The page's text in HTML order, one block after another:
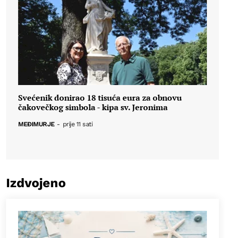
Svećenik donirao 18 tisuća eura za obnovu
čakovečkog simbola - kipa sv. Jeronima
MEĐIMURJE - prije 11 sati
Izdvojeno